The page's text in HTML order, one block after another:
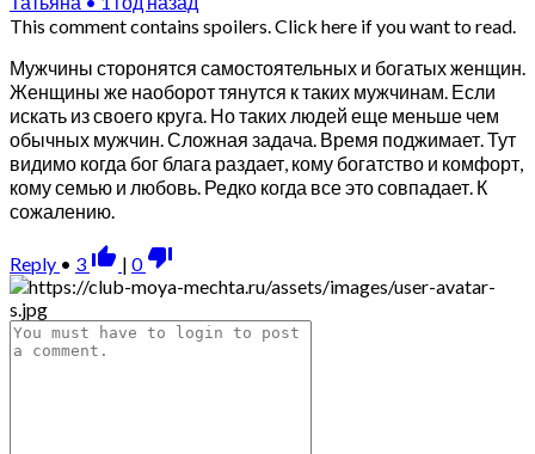
This comment contains spoilers.Click here if you want to read.
Мужчины сторонятся самостоятельных и богатых женщин.
Женщины же наоборот тянутся к таких мужчинам. Если
искать из своего круга. Но таких людей еще меньше чем
обычных мужчин. Сложная задача. Время поджимает. Тут
видимо когда бог блага раздает, кому богатство и комфорт,
кому семью и любовь. Редко когда все это совпадает. К
сожалению.
Reply • 3 thumb_up_alt | 0 thumb_down_alt